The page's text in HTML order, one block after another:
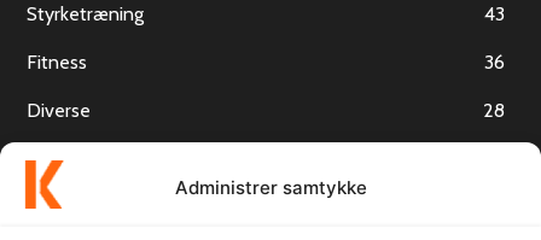
Administrer samtykke
Styrketræning 43
Fitness 36
Diverse 28
Kost